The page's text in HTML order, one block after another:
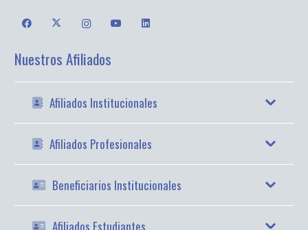
Nuestros Afiliados
Afiliados Institucionales
Afiliados Profesionales
Beneficiarios Institucionales
Afiliados Estudiantes